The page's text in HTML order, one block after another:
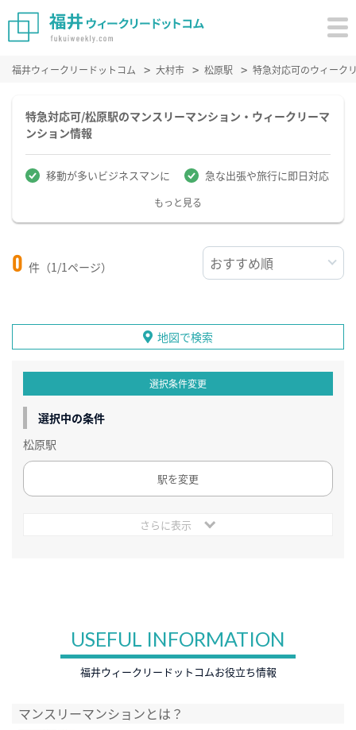
福井ウィークリードットコム 大村市 松原駅 特急対応可のウィーク
特急対応可/松原駅のマンスリーマンション・ウィークリーマ
ンション情報
移動が多いビジネスマンに 急な出張や旅行に即日対応
もっと見る
0 件（1/1ページ）
地図で検索
選択条件変更
選択中の条件
松原駅
駅を変更
さらに表示
USEFUL INFORMATION
福井ウィークリードットコムお役立ち情報
マンスリーマンションとは？